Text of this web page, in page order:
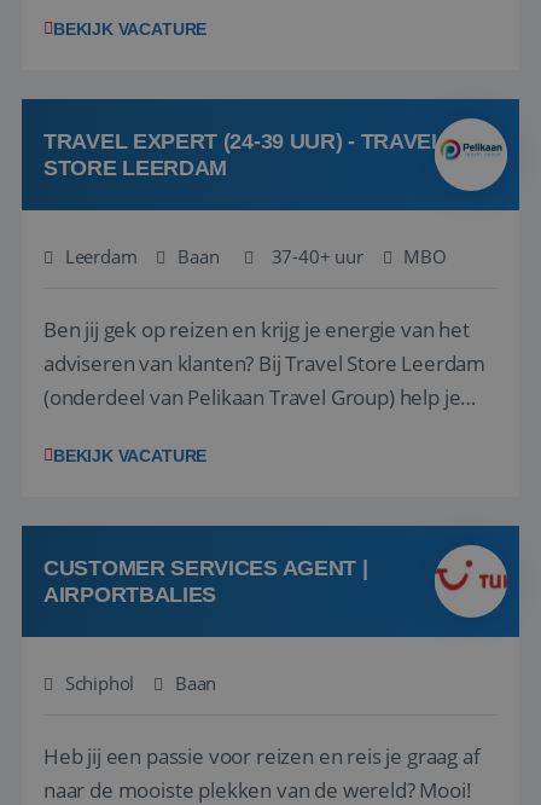
(onderdeel van Pelikaan Travel Group) zoeken
team het reisbureau verder...
BEKIJK VACATURE
TRAVEL EXPERT (24-39 UUR) - TRAVEL
STORE LEERDAM
Leerdam Baan 37-40+ uur MBO
Ben jij gek op reizen en krijg je energie van het
adviseren van klanten? Bij Travel Store Leerdam
(onderdeel van Pelikaan Travel Group) help je
vinden. Samen maken we van elke reis een
hebt in de reisbranche of j...
BEKIJK VACATURE
CUSTOMER SERVICES AGENT |
AIRPORTBALIES
Schiphol Baan
Heb jij een passie voor reizen en reis je graag af
naar de mooiste plekken van de wereld? Mooi!